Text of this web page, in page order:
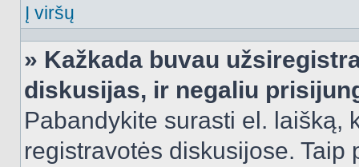
Į viršų
» Kažkada buvau
diskusijas, ir negaliu
Pabandykite surasti el. laišką,
registravotės diskusijose.